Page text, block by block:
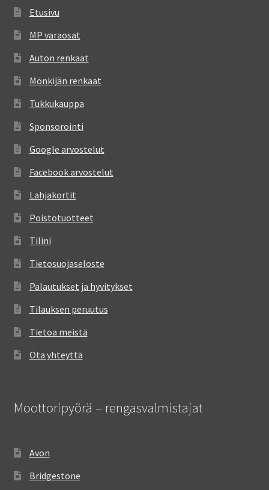
Etusivu
MP varaosat
Auton renkaat
Mönkijän renkaat
Tukkukauppa
Sponsorointi
Google arvostelut
Facebook arvostelut
Lahjakortit
Poistotuotteet
Tilini
Tietosuojaseloste
Palautukset ja hyvitykset
Tilauksen peruutus
Tietoa meistä
Ota yhteyttä
Moottoripyörä – rengasvalmistajat
Avon
Bridgestone